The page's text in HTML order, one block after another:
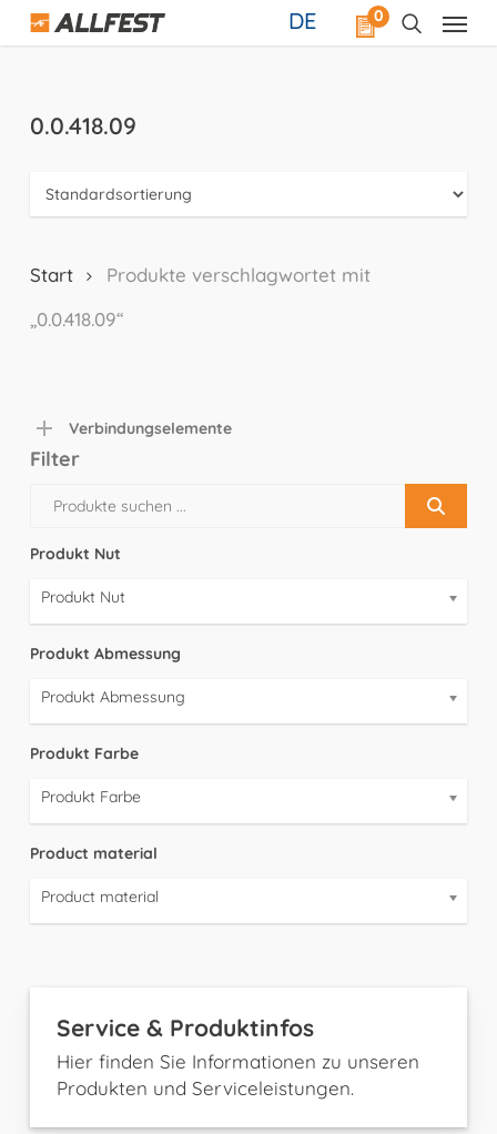
Skip
0
DE
0.0.418.09
Start
Produkte verschlagwortet mit
„0.0.418.09“
Verbindungselemente
Filter
Produkt Nut
Produkt Nut
Produkt Abmessung
Produkt Abmessung
Produkt Farbe
Produkt Farbe
Product material
Product material
Service & Produktinfos
Hier finden Sie Informationen zu unseren
Produkten und Serviceleistungen.